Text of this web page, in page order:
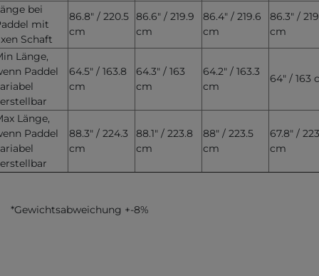
bei
mit
Schaft
86.8" / 220.5
cm
86.6" / 219.9
cm
86.4" / 219.6
cm
86.3" /
cm
Länge,
Paddel
64.5" / 163.8
cm
64.3" / 163
cm
64.2" / 163.3
cm
64" / 163
Länge,
Paddel
88.3" / 224.3
cm
88.1" / 223.8
cm
88" / 223.5
cm
67.8" / 223
cm
*Gewichtsabweichung +-8%